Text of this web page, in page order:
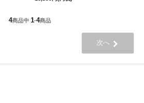
4商品中 1-4商品
次へ